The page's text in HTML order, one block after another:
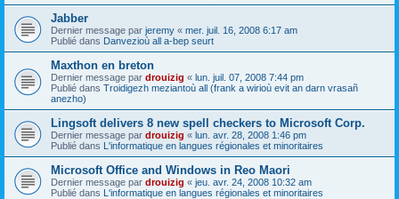
Jabber
Dernier message par jeremy « mer. juil. 16, 2008 6:17 am
Publié dans Danvezioù all a-bep seurt
Maxthon en breton
Dernier message par drouizig « lun. juil. 07, 2008 7:44 pm
Publié dans Troidigezh meziantoù all (frank a wirioù evit an darn vrasañ
anezho)
Lingsoft delivers 8 new spell checkers to Microsoft Corp.
Dernier message par drouizig « lun. avr. 28, 2008 1:46 pm
Publié dans L'informatique en langues régionales et minoritaires
Microsoft Office and Windows in Reo Maori
Dernier message par drouizig « jeu. avr. 24, 2008 10:32 am
Publié dans L'informatique en langues régionales et minoritaires